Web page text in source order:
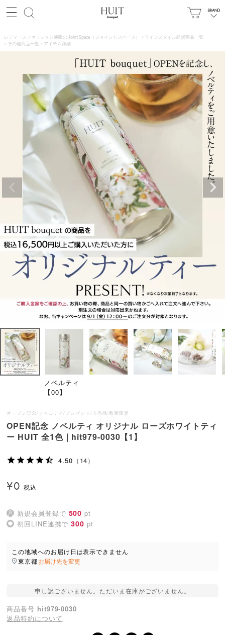
レディースファッション通販の Joint Space（ジョイントスペース）
ライフスタイル雑貨商品一覧
その他商品一覧
アイテム詳細
ノベルティ
【00】
オープン記念/ノベルティ/プレゼント/非売品/数量限定
OPEN記念 ノベルティ オリジナル ローズホワイトティ
ー HUIT 全1色｜hit979-0030【1】
4.50 （14）
¥0
新規会員登録で 500 pt
初回LINE連携で 300 pt
この地域へのお届け日は表示できません
東京都お届け先を変更
申し訳ございません。ただいま在庫がございません。
商品番号 hit979-0030
返品特約について